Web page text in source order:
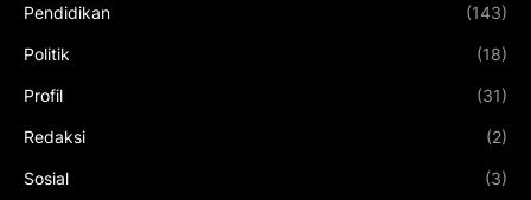
Pendidikan (143)
Politik (18)
Profil (31)
Redaksi (2)
Sosial (3)